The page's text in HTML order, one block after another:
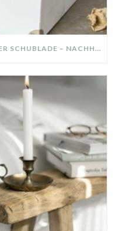
DIY-DEKO-TABLETT AUS ALTER SCHUBLADE – NACHHALTIGE HERBSTDEKO SELBER MACHEN!